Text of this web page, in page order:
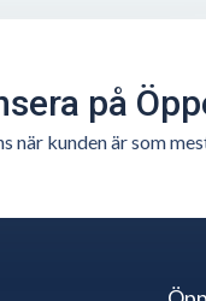
på
när kunden är som